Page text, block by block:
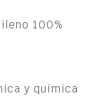
100%
y química